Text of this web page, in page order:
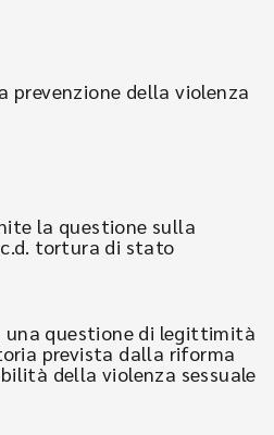
della violenza
la questione sulla
tortura di stato
una questione di legittimità
prevista dalla riforma
della violenza sessuale